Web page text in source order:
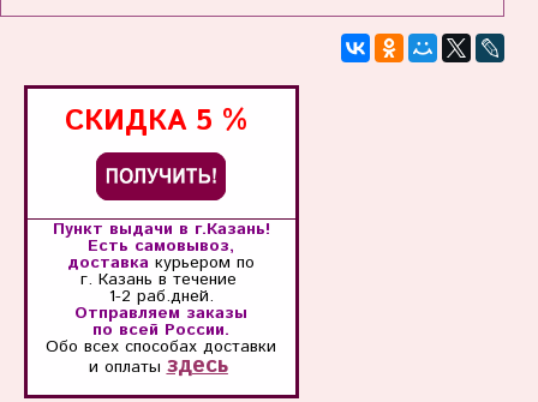
СКИДКА 5 %
Пункт выдачи в г.Казань!
Есть самовывоз,
доставка курьером по
г. Казань в течение
1-2 раб.дней.
Отправляем заказы
по всей России.
Обо всех способахдоставки
и оплаты здесь